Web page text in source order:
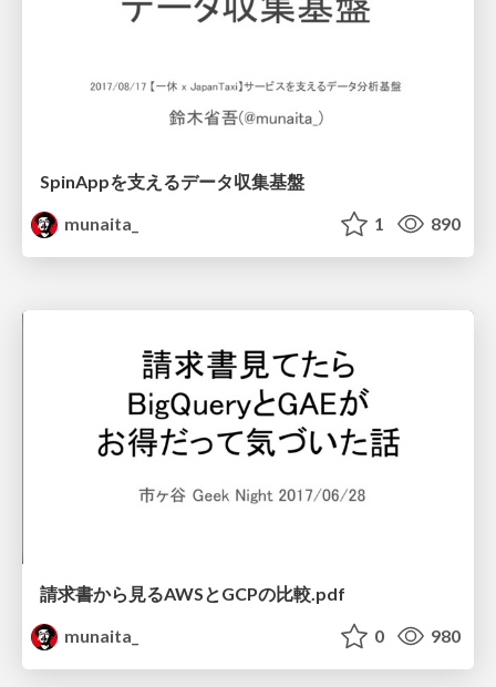
SpinAppを支えるデータ収集基盤
munaita_
1 890
請求書から見るAWSとGCPの比較.pdf
munaita_
0 980